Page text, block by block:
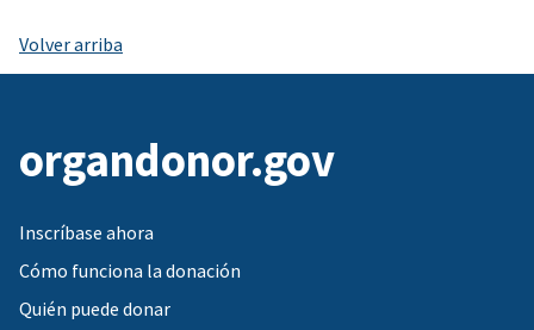
Volver arriba
organdonor.gov
Inscríbase ahora
Cómo funciona la donación
Quién puede donar